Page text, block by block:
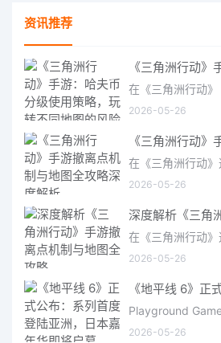
资讯推荐
2026-05-26
2026-05-26
2026-05-26
2026-05-26